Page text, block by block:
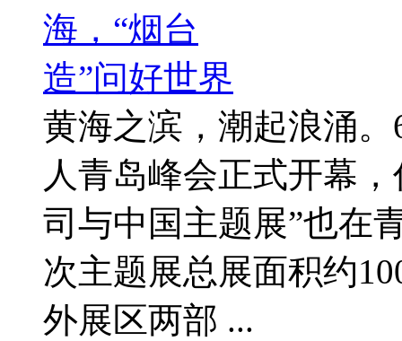
黄海之滨，潮起浪涌
人青岛峰会正式开幕
司与中国主题展”也在
次主题展总展面积约
外展区两部 ...